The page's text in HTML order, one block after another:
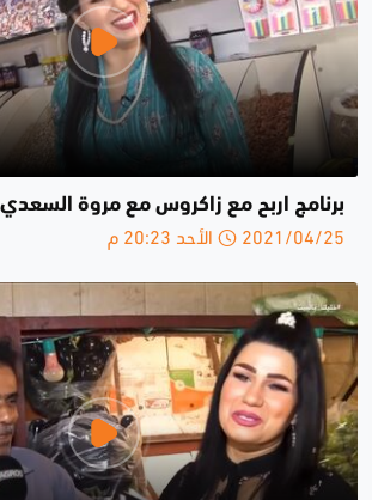
برنامج اربح مع زاكروس مع مروة
2021/04/25 الأحد 20:23 م